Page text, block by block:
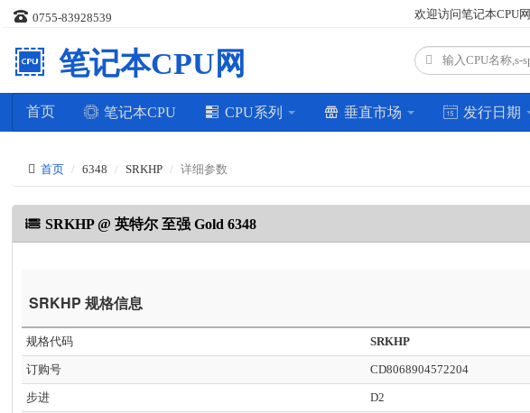
0755-83928539 欢迎访问笔记本CPU网
笔记本CPU网
首页 笔记本CPU CPU系列 垂直市场 发行日期
首页 6348 SRKHP 详细参数
SRKHP @ 英特尔 至强 Gold 6348
SRKHP 规格信息
规格代码 SRKHP
订购号 CD8068904572204
步进 D2